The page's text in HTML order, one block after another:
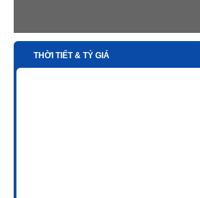
THỜI TIẾT & TỶ GIÁ